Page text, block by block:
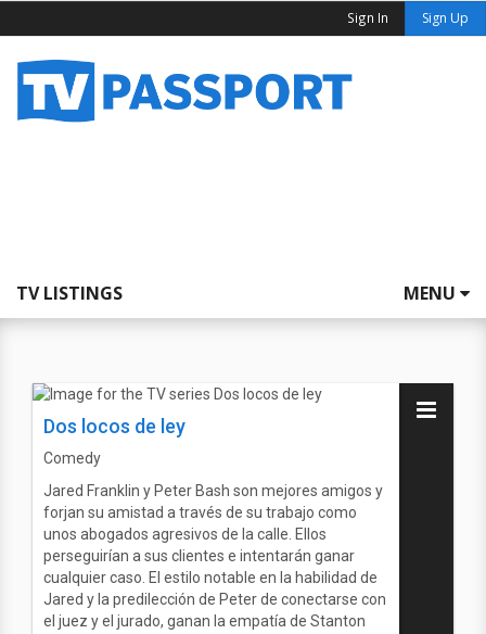
Sign In Sign Up
TV LISTINGS MENU
Dos locos de ley
Comedy
Jared Franklin y Peter Bash son mejores amigos y
forjan su amistad a través de su trabajo como
unos abogados agresivos de la calle. Ellos
perseguirían a sus clientes e intentarán ganar
cualquier caso. El estilo notable en la habilidad de
Jared y la predilección de Peter de conectarse con
el juez y el jurado, ganan la empatía de Stanton